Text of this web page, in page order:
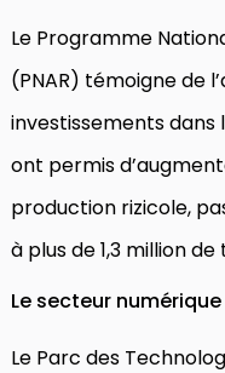
Le Programme
(PNAR) témoigne de
investissements dans
ont permis
production rizicole,
à plus de 1,3 million
Le secteur
Le Parc des